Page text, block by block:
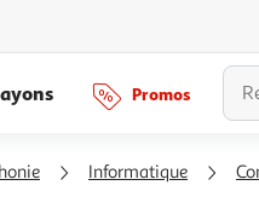
Promos
Informatique